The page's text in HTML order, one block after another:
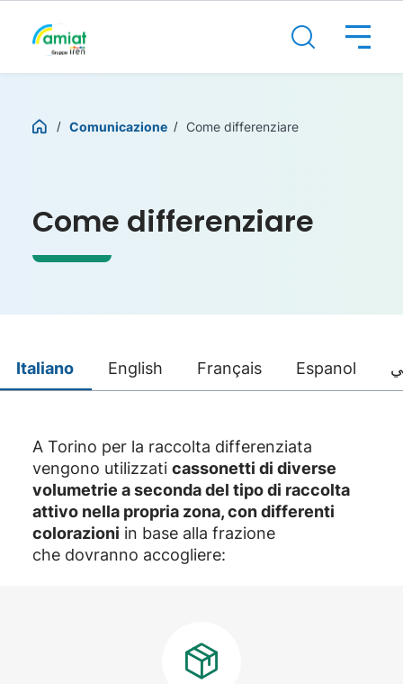
Comunicazione Come differenziare
Come differenziare
Italiano English Français Espanol
A Torino per la raccolta differenziata
vengono utilizzati cassonetti di diverse
volumetrie a seconda del tipo di raccolta
attivo nella propria zona, con differenti
colorazioni in base alla frazione
che dovranno accogliere: